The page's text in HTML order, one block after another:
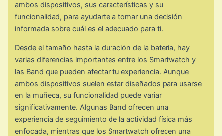
ambos dispositivos, sus características y su
funcionalidad, para ayudarte a tomar una decisión
informada sobre cuál es el adecuado para ti.
Desde el tamaño hasta la duración de la batería, hay
varias diferencias importantes entre los Smartwatch y
las Band que pueden afectar tu experiencia. Aunque
ambos dispositivos suelen estar diseñados para usarse
en la muñeca, su funcionalidad puede variar
significativamente. Algunas Band ofrecen una
experiencia de seguimiento de la actividad física más
enfocada, mientras que los Smartwatch ofrecen una